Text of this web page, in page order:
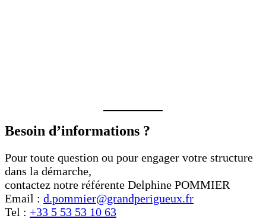
Besoin d’informations ?
Pour toute question ou pour engager votre structure
dans la démarche,
contactez notre référente Delphine POMMIER
Email : d.pommier@grandperigueux.fr
Tel : +33 5 53 53 10 63